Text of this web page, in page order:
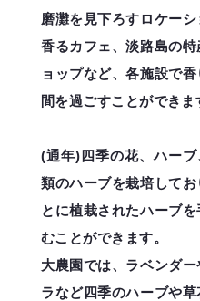
磨灘を見下ろすロケー
香るカフェ、淡路島の
ョップなど、各施設で
間を過ごすことができま
(通年)四季の花、ハー
類のハーブを栽培して
とに植栽されたハーブ
むことができます。
大農園では、ラベンダ
ラなど四季のハーブや